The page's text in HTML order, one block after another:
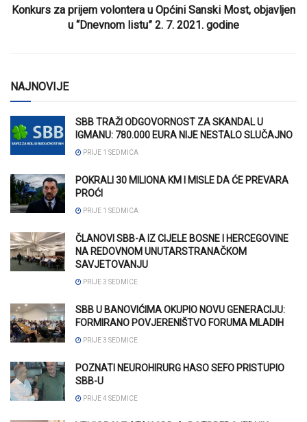
Konkurs za prijem volontera u Općini Sanski Most, objavljen
u “Dnevnom listu” 2. 7. 2021. godine
NAJNOVIJE
SBB TRAŽI ODGOVORNOST ZA SKANDAL U
IGMANU: 780.000 EURA NIJE NESTALO SLUČAJNO
PRIJE 1 SEDMICA
POKRALI 30 MILIONA KM I MISLE DA ĆE PREVARA
PROĆI
PRIJE 1 SEDMICA
ČLANOVI SBB-A IZ CIJELE BOSNE I HERCEGOVINE
NA REDOVNOM UNUTARSTRANAČKOM
SAVJETOVANJU
PRIJE 3 SEDMICE
SBB U BANOVIĆIMA OKUPIO NOVU GENERACIJU:
FORMIRANO POVJERENIŠTVO FORUMA MLADIH
PRIJE 3 SEDMICE
POZNATI NEUROHIRURG HASO SEFO PRISTUPIO
SBB-U
PRIJE 4 SEDMICE